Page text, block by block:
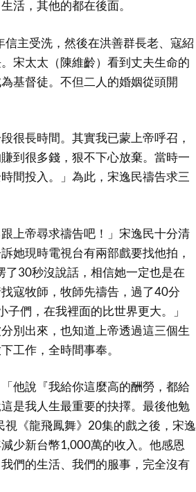
活，其他的都在後面。
主受洗，然後在洪善群長老、寇紹
宋太太（陳維齡）看到丈夫生命的
基督徒。不但二人的婚姻從頭開
很長時間。其實我已蒙上帝呼召，
到很多錢，狠不下心放棄。當時一
間投入。」為此，宋逸民禱告求三
上帝尋求禱告吧！」宋逸民十分清
她現時電視台有兩部戲要找他拍，
30秒沒說話，相信她一定也是在
寇牧師，牧師先禱告，過了40分
們，在我裡面的比世界更大。」
別出來，也知道上帝透過這三個生
工作，全時間事奉。
他說『我給你這麼高的酬勞，都給
是我人生最重要的抉擇。最後他勉
《龍飛鳳舞》20集的戲之後，宋逸
少新台幣1,000萬的收入。他感恩
們的生活、我們的服事，完全沒有